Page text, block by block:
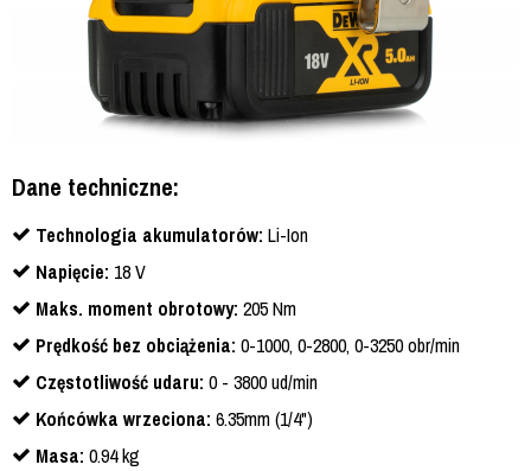
Dane techniczne:
Technologia akumulatorów: Li-Ion
Napięcie: 18 V
Maks. moment obrotowy: 205 Nm
Prędkość bez obciążenia: 0-1000, 0-2800, 0-3250 obr/min
Częstotliwość udaru: 0 - 3800 ud/min
Końcówka wrzeciona: 6.35mm (1/4")
Masa: 0.94 kg